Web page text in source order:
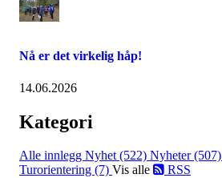
Nå er det virkelig håp!
14.06.2026
Kategori
Alle innlegg Nyhet (522) Nyheter (507)
Turorientering (7) Vis alle RSS